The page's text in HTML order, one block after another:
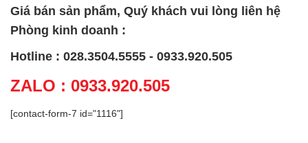
Giá bán sản phẩm, Quý khách vui lòng liên hệ
Phòng kinh doanh :
Hotline : 028.3504.5555 - 0933.920.505
ZALO : 0933.920.505
[contact-form-7 id="1116"]